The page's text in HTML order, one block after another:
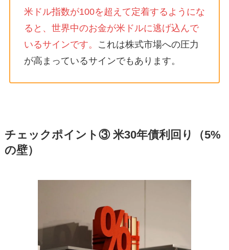
米ドル指数が100を超えて定着するようにな
ると、世界中のお金が米ドルに逃げ込んで
いるサインです。
これは株式市場への圧力
が高まっているサインでもあります。
チェックポイント③ 米30年債利回り（5%
の壁）